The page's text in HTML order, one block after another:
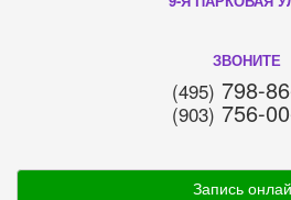
ЗВОНИТЕ
(495) 798-
(903) 756-
Запись